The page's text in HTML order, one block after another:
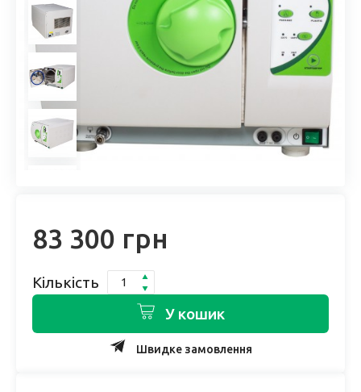
83 300 грн
Кількість
У кошик
Швидке замовлення